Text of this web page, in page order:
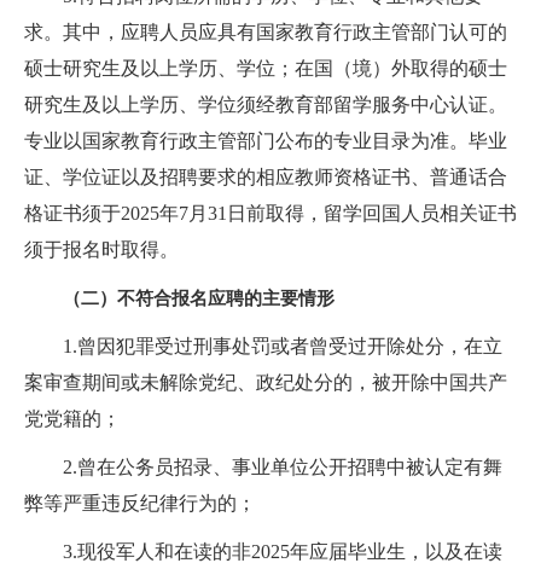
求。其中，应聘人员应具有国家教育行政主管部门认可的
硕士研究生及以上学历、学位；在国（境）外取得的硕士
研究生及以上学历、学位须经教育部留学服务中心认证。
专业以国家教育行政主管部门公布的专业目录为准。毕业
证、学位证以及招聘要求的相应教师资格证书、普通话合
格证书须于2025年7月31日前取得，留学回国人员相关证书
须于报名时取得。
（二）不符合报名应聘的主要情形
1.曾因犯罪受过刑事处罚或者曾受过开除处分，在立
案审查期间或未解除党纪、政纪处分的，被开除中国共产
党党籍的；
2.曾在公务员招录、事业单位公开招聘中被认定有舞
弊等严重违反纪律行为的；
3.现役军人和在读的非2025年应届毕业生，以及在读